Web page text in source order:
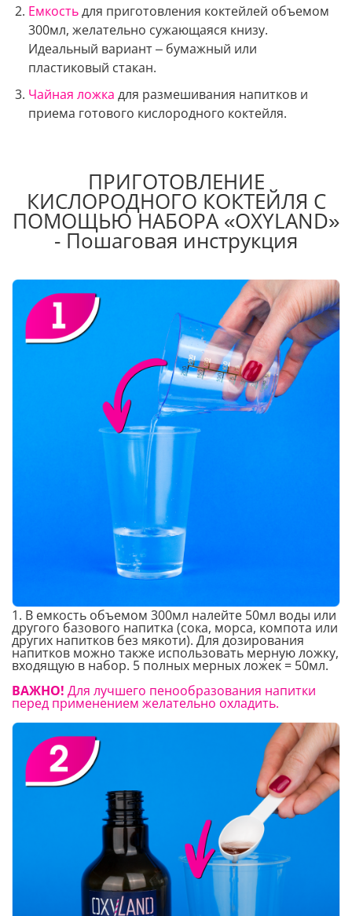
Емкостьдля приготовления коктейлей объемом
300мл, желательно сужающаяся книзу.
Идеальный вариант – бумажный или
пластиковый стакан.
Чайная ложка для размешивания напитков и
приема готового кислородного коктейля.
ПРИГОТОВЛЕНИЕ
КИСЛОРОДНОГО КОКТЕЙЛЯ С
ПОМОЩЬЮ НАБОРА «OXYLAND»
- Пошаговая инструкция
1. В емкость объемом 300мл налейте 50мл воды или
другого базового напитка (сока, морса, компота или
других напитков без мякоти). Для дозирования
напитков можно также использовать мерную ложку,
входящую в набор. 5 полных мерных ложек = 50мл.
ВАЖНО! Для лучшего пенообразования напитки
перед применением желательно охладить.